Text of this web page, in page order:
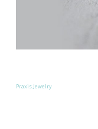
Praxis Jewelry